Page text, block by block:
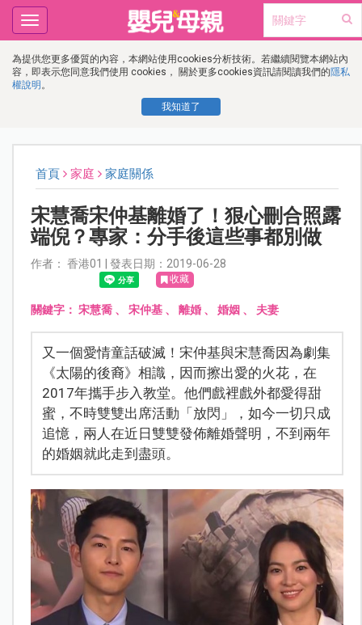
為提供您更多優質的內容，本網站使用cookies分析技術。若繼續閱覽本網站內
容，即表示您同意我們使用 cookies， 關於更多cookies資訊請閱讀我們的隱私
權說明 。
我知道了
Toggle
navigation
首頁 家庭 家庭關係
宋慧喬宋仲基離婚了！狠心刪合照露
端倪？專家：分手後這些事都別做
作者： 香港01 | 發表日期：2019-06-28
收藏
關鍵字： 宋慧喬、 宋仲基、 離婚、 婚姻 、 夫妻
又一個愛情童話破滅！宋仲基與宋慧喬因為劇集
《太陽的後裔》相識，因而擦出愛的火花，在
2017年攜手步入教堂。他們戲裡戲外都愛得甜
蜜，不時雙雙出席活動「放閃」，如今一切只成
追憶，兩人在近日雙雙發佈離婚聲明，不到兩年
的婚姻就此走到盡頭。